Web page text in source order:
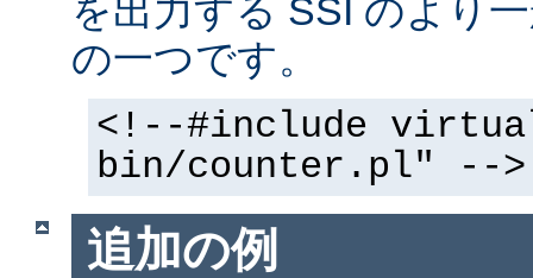
を出力する SSI のより
の一つです。
<!--#include
bin/counter.pl" -->
追加の例